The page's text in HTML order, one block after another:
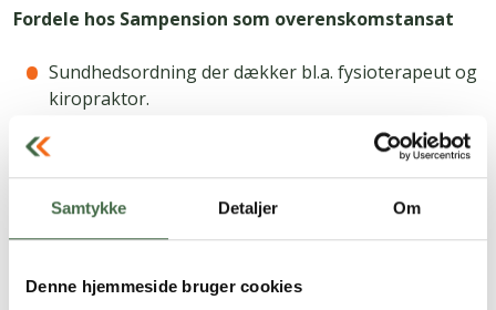
Samtykke Detaljer Om
Denne hjemmeside bruger cookies
Fordele hos Sampension som overenskomstansat
Sundhedsordning der dækker bl.a. fysioterapeut og
kiropraktor.